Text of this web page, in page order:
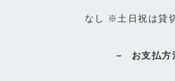
なし ※土日祝は貸
お支払方